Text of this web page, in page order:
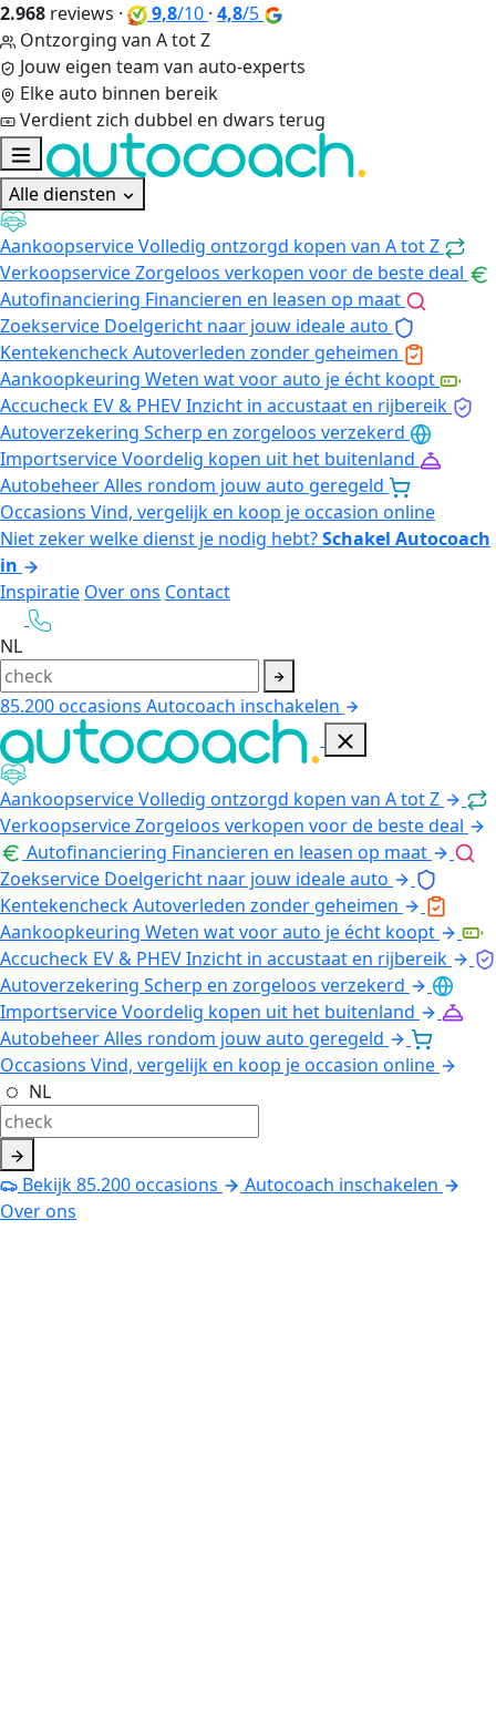
2.968 reviews · 9,8/10 · 4,8/5
Ontzorging van A tot Z
Jouw eigen team van auto-experts
Elke auto binnen bereik
Verdient zich dubbel en dwars terug
Alle diensten
AankoopserviceVolledig ontzorgd kopen van A tot Z
VerkoopserviceZorgeloos verkopen voor de beste deal
Autofinanciering Financieren en leasen op maat
Zoekservice Doelgericht naar jouw ideale auto
KentekencheckAutoverleden zonder geheimen
Aankoopkeuring Weten wat voor auto je écht koopt
Accucheck EV & PHEVInzicht in accustaat en rijbereik
Autoverzekering Scherp en zorgeloos verzekerd
ImportserviceVoordelig kopen uit het buitenland
AutobeheerAlles rondom jouw auto geregeld
Occasions Vind, vergelijk en koop je occasion online
Niet zeker welke dienst je nodig hebt?Schakel Autocoach
in
Inspiratie Over ons Contact
NL
85.200occasions Autocoach inschakelen
AankoopserviceVolledig ontzorgd kopen van A tot Z
VerkoopserviceZorgeloos verkopen voor de beste deal
Autofinanciering Financieren en leasen op maat
Zoekservice Doelgericht naar jouw ideale auto
KentekencheckAutoverleden zonder geheimen
Aankoopkeuring Weten wat voor auto je écht koopt
Accucheck EV & PHEVInzicht in accustaat en rijbereik
Autoverzekering Scherp en zorgeloos verzekerd
ImportserviceVoordelig kopen uit het buitenland
AutobeheerAlles rondom jouw auto geregeld
Occasions Vind, vergelijk en koop je occasion online
NL
Bekijk85.200occasions
Autocoach inschakelen
Over ons